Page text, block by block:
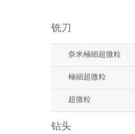
铣刀
奈米極細超微粒
極細超微粒
超微粒
钻头